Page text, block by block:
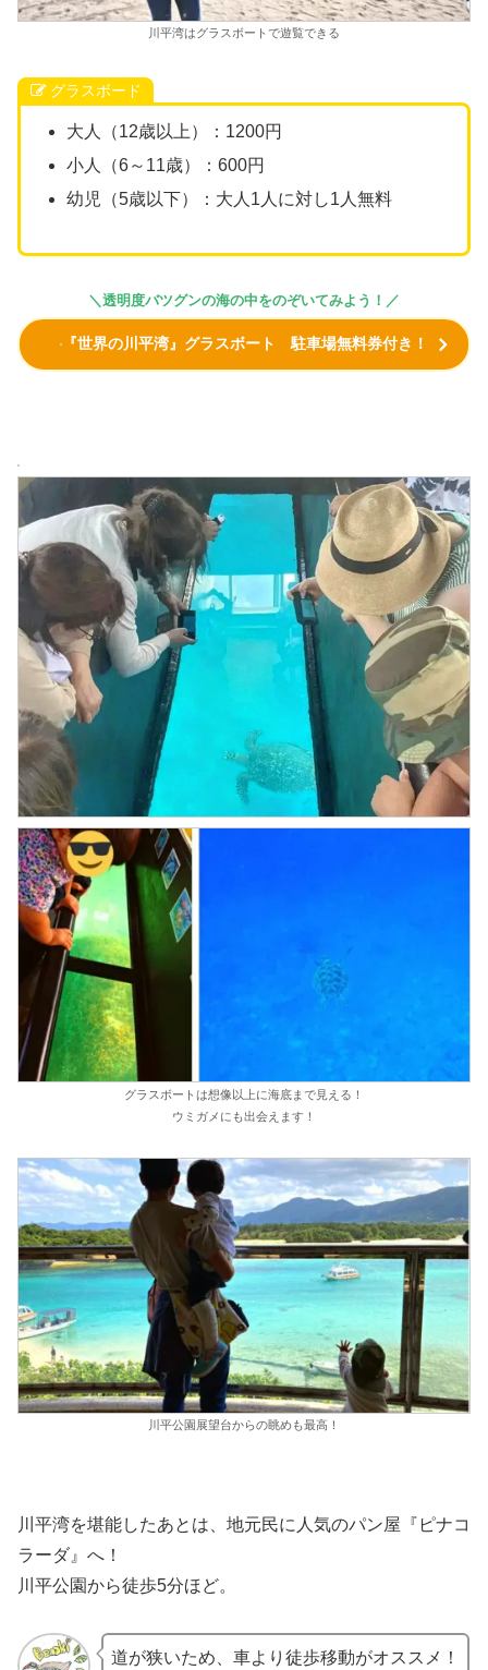
川平湾はグラスボートで遊覧できる
グラスボード
大人（12歳以上）：1200円
小人（6～11歳）：600円
幼児（5歳以下）：大人1人に対し1人無料
＼透明度バツグンの海の中をのぞいてみよう！／
『世界の川平湾』グラスボート 駐車場無料券付き！
グラスボートは想像以上に海底まで見える！
ウミガメにも出会えます！
川平公園展望台からの眺めも最高！
川平湾を堪能したあとは、地元民に人気のパン屋『ピナコ
ラーダ』へ！
川平公園から徒歩5分ほど。
道が狭いため、車より徒歩移動がオススメ！